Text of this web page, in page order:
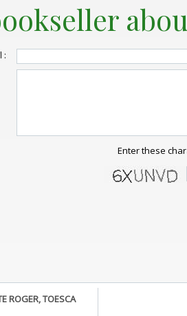
:
Enter these
ROGER, TOESCA